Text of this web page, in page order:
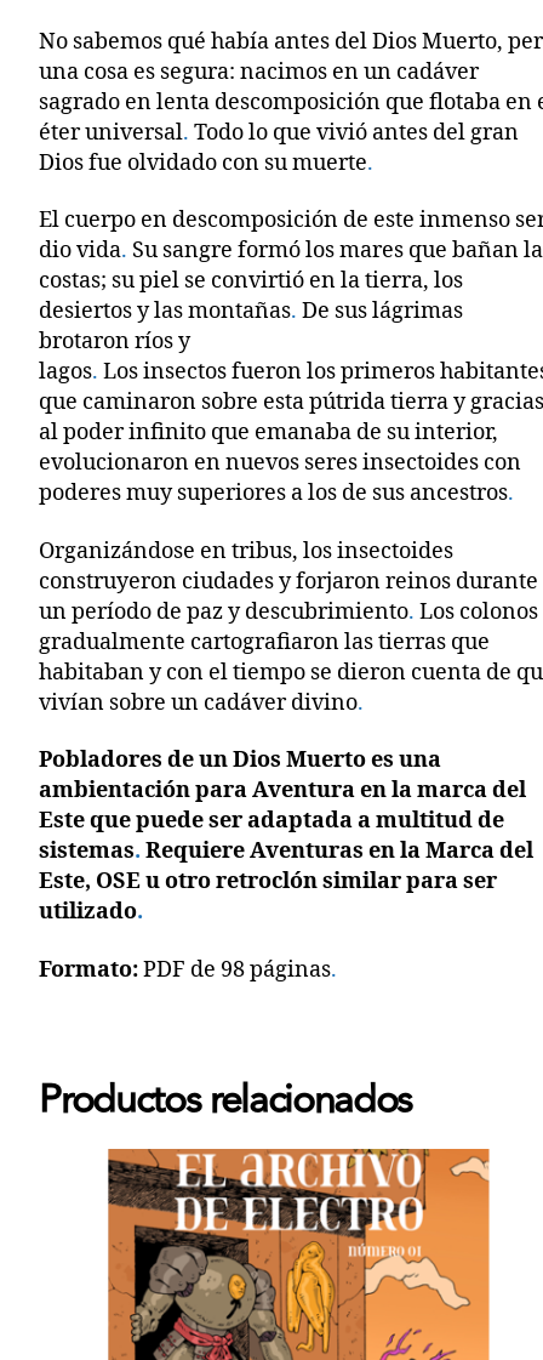
No sabemos qué había antes del Dios Muerto,
una cosa es segura: nacimos en un cadáver
sagrado en lenta descomposición que flotaba en
éter universal. Todo lo que vivió antes del gran
Dios fue olvidado con su muerte.
El cuerpo en descomposición de este inmenso
dio vida. Su sangre formó los mares que bañan
costas; su piel se convirtió en la tierra, los
desiertos y las montañas. De sus lágrimas
brotaron ríos y
lagos. Los insectos fueron los primeros
que caminaron sobre esta pútrida tierra y
al poder infinito que emanaba de su interior,
evolucionaron en nuevos seres insectoides con
poderes muy superiores a los de sus ancestros.
Organizándose en tribus, los insectoides
construyeron ciudades y forjaron reinos durante
un período de paz y descubrimiento. Los colonos
gradualmente cartografiaron las tierras que
habitaban y con el tiempo se dieron cuenta de
vivían sobre un cadáver divino.
Pobladores de un Dios Muerto es una
ambientación para Aventura en la marca del
Este que puede ser adaptada a multitud de
sistemas. Requiere Aventuras en la Marca del
Este, OSE u otro retroclón similar para ser
utilizado.
Formato:PDF de 98 páginas.
Productos relacionados